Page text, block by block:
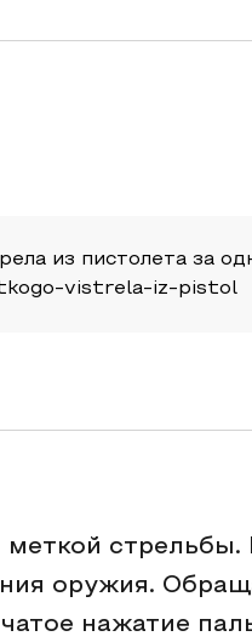
из пистолета за
vistrela-iz-pistol
меткой
оружия.
нажатие